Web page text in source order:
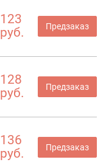
123
руб.
Предзаказ
128
руб.
Предзаказ
136
руб.
Предзаказ